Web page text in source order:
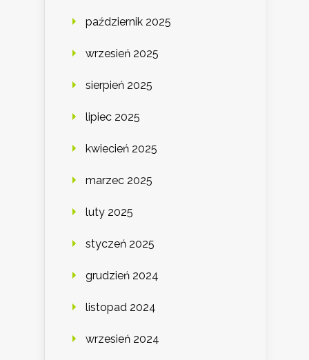
październik 2025
wrzesień 2025
sierpień 2025
lipiec 2025
kwiecień 2025
marzec 2025
luty 2025
styczeń 2025
grudzień 2024
listopad 2024
wrzesień 2024